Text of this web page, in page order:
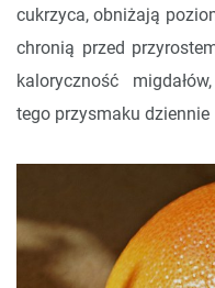
cukrzyca, obniżają
chronią przed
kaloryczność
tego przysmaku dziennie